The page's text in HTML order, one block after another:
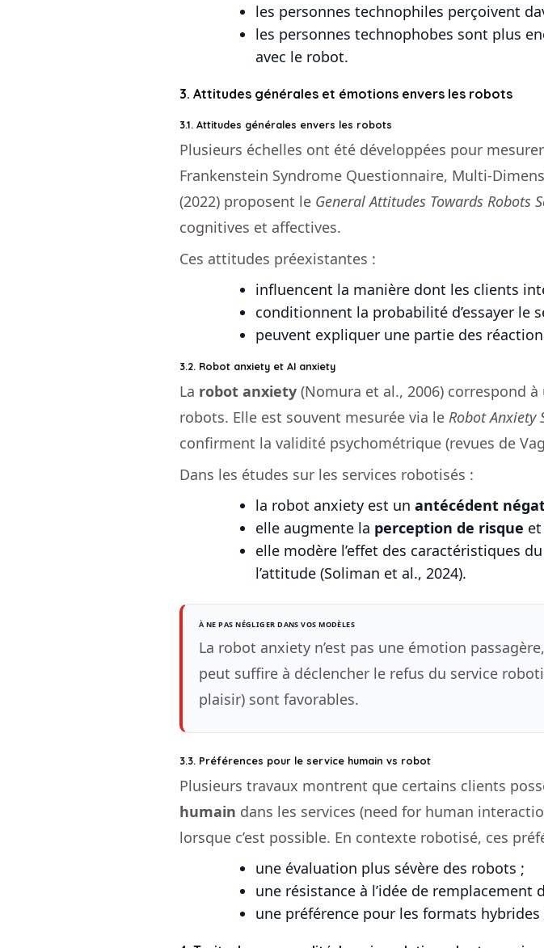
les personnes technophiles perçoivent
les personnes technophobes sont plus
avec le robot.
3. Attitudes générales et émotions envers les robots
3.1. Attitudes générales envers les robots
Plusieurs échelles ont été développées pour
Frankenstein Syndrome Questionnaire, Multi-
(2022) proposent le General Attitudes Towards Robots
cognitives et affectives.
Ces attitudes préexistantes :
influencent la manière dont les clients
conditionnent la probabilité d’essayer le
peuvent expliquer une partie des
3.2. Robot anxiety et AI anxiety
La robot anxiety (Nomura et al., 2006) correspond
robots. Elle est souvent mesurée via le Robot Anxiety
confirment la validité psychométrique (revues de
Dans les études sur les services robotisés :
la robot anxiety est un antécédent
elle augmente la perception de risque
elle modère l’effet des caractéristiques
l’attitude (Soliman et al., 2024).
À NE PAS NÉGLIGER DANS VOS MODÈLES
La robot anxiety n’est pas une émotion
peut suffire à déclencher le refus du service
plaisir) sont favorables.
3.3. Préférences pour le service humain vs robot
Plusieurs travaux montrent que certains clients
humain dans les services (need for human
lorsque c’est possible. En contexte robotisé, ces
une évaluation plus sévère des robots ;
une résistance à l’idée de remplacement
une préférence pour les formats